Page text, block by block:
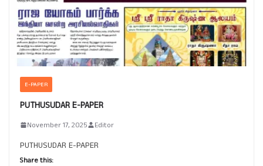
E-PAPER
PUTHUSUDAR E-PAPER
November 17, 2025 Editor
PUTHUSUDAR E-PAPER
Share this: